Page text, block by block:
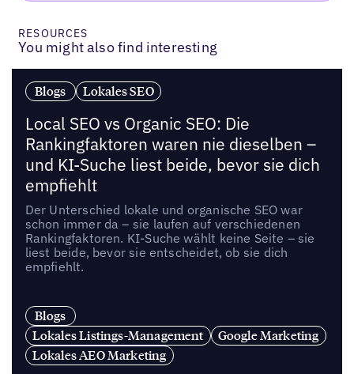
RESOURCES
You might also find interesting
Blogs Lokales SEO
Local SEO vs Organic SEO: Die
Rankingfaktoren waren nie dieselben –
und KI-Suche liest beide, bevor sie dich
empfiehlt
Der Unterschied lokale und organische SEO war
schon immer da – sie laufen auf verschiedenen
Rankingfaktoren. KI-Suche wählt keine Seite – sie
liest beide, bevor sie entscheidet, ob sie dich
empfiehlt.
Blogs
Lokales Listings-Management
Google Marketing
Lokales AEO Marketing